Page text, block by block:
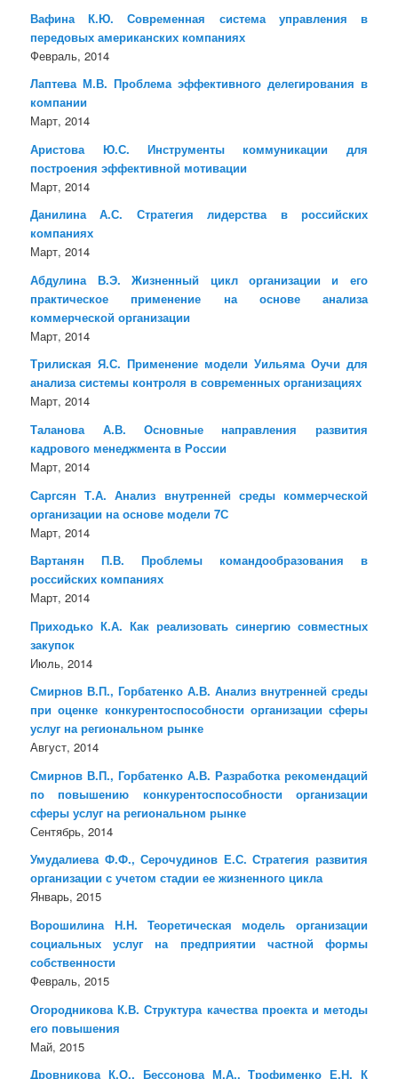
Вафина К.Ю. Современная система управления в
передовых американских компаниях
Февраль, 2014
Лаптева М.В. Проблема эффективного делегирования в
компании
Март, 2014
Аристова Ю.С. Инструменты коммуникации для
построения эффективной мотивации
Март, 2014
Данилина А.С. Стратегия лидерства в российских
компаниях
Март, 2014
Абдулина В.Э. Жизненный цикл организации и его
практическое применение на основе анализа
коммерческой организации
Март, 2014
Трилиская Я.С. Применение модели Уильяма Оучи для
анализа системы контроля в современных организациях
Март, 2014
Таланова А.В. Основные направления развития
кадрового менеджмента в России
Март, 2014
Саргсян Т.А. Анализ внутренней среды коммерческой
организации на основе модели 7С
Март, 2014
Вартанян П.В. Проблемы командообразования в
российских компаниях
Март, 2014
Приходько К.А. Как реализовать синергию совместных
закупок
Июль, 2014
Смирнов В.П., Горбатенко А.В. Анализ внутренней среды
при оценке конкурентоспособности организации сферы
услуг на региональном рынке
Август, 2014
Смирнов В.П., Горбатенко А.В. Разработка рекомендаций
по повышению конкурентоспособности организации
сферы услуг на региональном рынке
Сентябрь, 2014
Умудалиева Ф.Ф., Серочудинов Е.С. Стратегия развития
организации с учетом стадии ее жизненного цикла
Январь, 2015
Ворошилина Н.Н. Теоретическая модель организации
социальных услуг на предприятии частной формы
собственности
Февраль, 2015
Огородникова К.В. Структура качества проекта и методы
его повышения
Май, 2015
Дровникова К.О., Бессонова М.А., Трофименко Е.Н. К